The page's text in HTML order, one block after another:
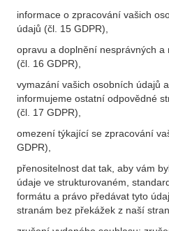
informace o zpracování vašich
údajů (čl. 15 GDPR),
opravu a doplnění nesprávných a
(čl. 16 GDPR),
vymazání vašich osobních údajů
informujeme ostatní odpovědné
(čl. 17 GDPR),
omezení týkající se zpracování
GDPR),
přenositelnost dat tak, aby vám
údaje ve strukturovaném,
formátu a právo předávat tyto
stranám bez překážek z naší